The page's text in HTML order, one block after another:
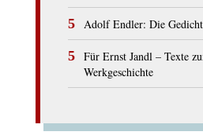
Adolf Endler: Die
Für Ernst Jandl – Texte
Werkgeschichte